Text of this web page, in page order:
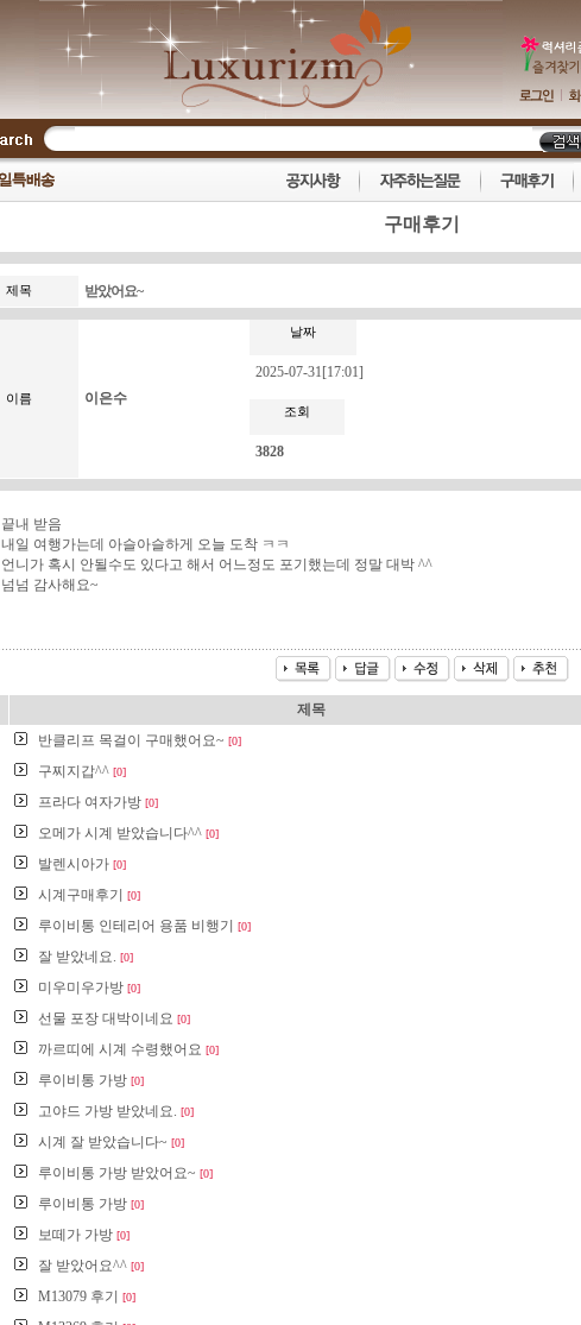
구매후기
제목 받았어요~
이름 이은수
날짜
2025-07-31[17:01]
조회
3828
끝내 받음
내일 여행가는데 아슬아슬하게 오늘 도착 ㅋㅋ
언니가 혹시 안될수도 있다고 해서 어느정도 포기했는데 정말 대박 ^^
넘넘 감사해요~
제목
반클리프 목걸이 구매했어요~ [0]
구찌지갑^^ [0]
프라다 여자가방 [0]
오메가 시계 받았습니다^^ [0]
발렌시아가 [0]
시계구매후기 [0]
루이비통 인테리어 용품 비행기 [0]
잘 받았네요. [0]
미우미우가방 [0]
선물 포장 대박이네요 [0]
까르띠에 시계 수령했어요 [0]
루이비통 가방 [0]
고야드 가방 받았네요. [0]
시계 잘 받았습니다~ [0]
루이비통 가방 받았어요~ [0]
루이비통 가방 [0]
보떼가 가방 [0]
잘 받았어요^^ [0]
M13079 후기 [0]